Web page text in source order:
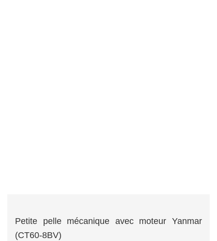
Petite pelle mécanique avec moteur Yanmar
(CT60-8BV)